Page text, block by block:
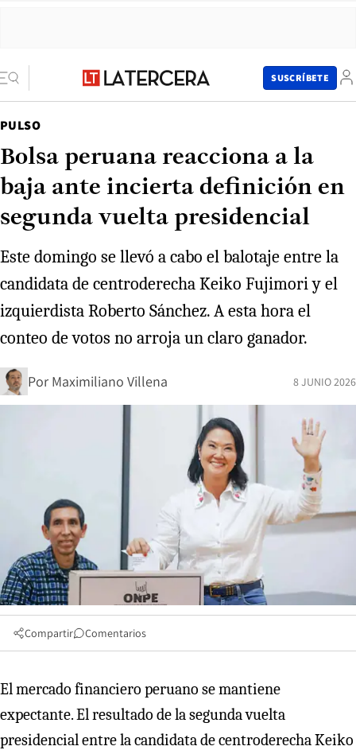
SUSCRÍBETE
PULSO
Bolsa peruana reacciona a la
baja ante incierta definición en
segunda vuelta presidencial
Este domingo se llevó a cabo el balotaje entre la
candidata de centroderecha Keiko Fujimori y el
izquierdista Roberto Sánchez. A esta hora el
conteo de votos no arroja un claro ganador.
Por Maximiliano Villena 8 JUNIO 2026
Compartir Comentarios
El mercado financiero peruano se mantiene
expectante. El resultado de la segunda vuelta
presidencial entre la candidata de centroderecha Keiko